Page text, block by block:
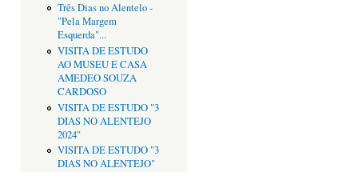
Três Dias no Alentelo -
"Pela Margem
Esquerda"...
VISITA DE ESTUDO
AO MUSEU E CASA
AMEDEO SOUZA
CARDOSO
VISITA DE ESTUDO "3
DIAS NO ALENTEJO
2024"
VISITA DE ESTUDO "3
DIAS NO ALENTEJO"